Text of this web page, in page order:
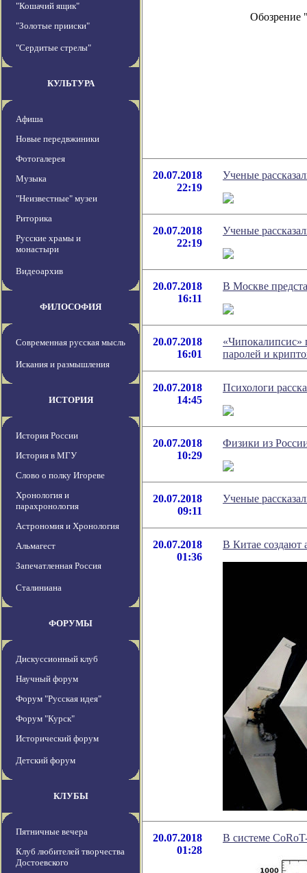
"Кошачий ящик"
"Золотые прииски"
"Сердитые стрелы"
КУЛЬТУРА
Афиша
Новые передвжиники
Фотогалерея
Музыка
"Неизвестные" музеи
Риторика
Русские храмы и
монастыри
Видеоархив
ФИЛОСОФИЯ
Современная русская мысль
Искания и размышления
ИСТОРИЯ
История России
История в МГУ
Слово о полку Игореве
Хронология и
парахронология
Астрономия и Хронология
Альмагест
Запечатленная Россия
Сталиниана
ФОРУМЫ
Дискуссионный клуб
Научный форум
Форум "Русская идея"
Форум "Курск"
Исторический форум
Детский форум
КЛУБЫ
Пятничные вечера
Клуб любителей творчества
Достоевского
Обозрение
20.07.2018
22:19
Ученые
20.07.2018
22:19
Ученые
20.07.2018
16:11
В Москве
20.07.2018
16:01
«Чипокалипсис»
паролей и
20.07.2018
14:45
Психологи
20.07.2018
10:29
Физики из
20.07.2018
09:11
Ученые
20.07.2018
01:36
В Китае создают
20.07.2018
01:28
В системе